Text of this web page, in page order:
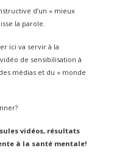
d’un « mieux
la parole.
ici va servir à la
de sensibilisation à
médias et du « monde
vidéos, résultats
à la santé mentale!